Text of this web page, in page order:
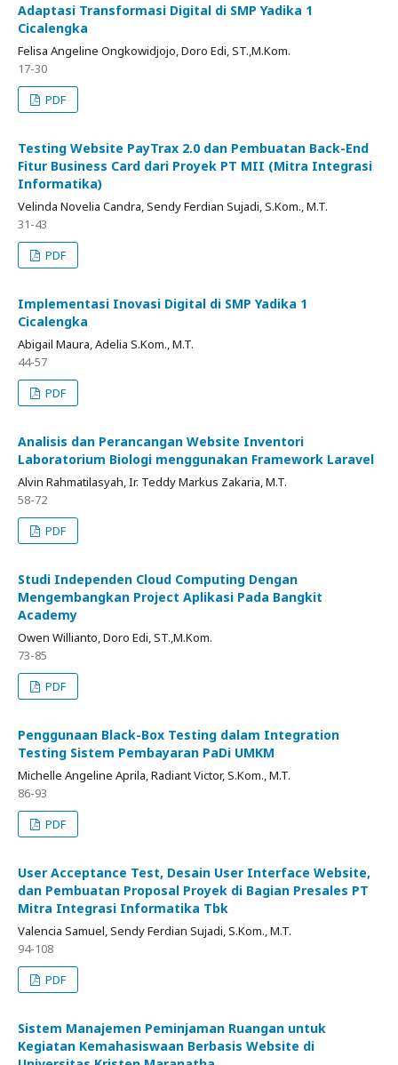
Adaptasi Transformasi Digital di SMP Yadika 1
Cicalengka
Felisa Angeline Ongkowidjojo, Doro Edi, ST.,M.Kom.
17-30
PDF
Testing Website PayTrax 2.0 dan Pembuatan Back-End
Fitur Business Card dari Proyek PT MII (Mitra Integrasi
Informatika)
Velinda Novelia Candra, Sendy Ferdian Sujadi, S.Kom., M.T.
31-43
PDF
Implementasi Inovasi Digital di SMP Yadika 1
Cicalengka
Abigail Maura, Adelia S.Kom., M.T.
44-57
PDF
Analisis dan Perancangan Website Inventori
Laboratorium Biologi menggunakan Framework Laravel
Alvin Rahmatilasyah, Ir. Teddy Markus Zakaria, M.T.
58-72
PDF
Studi Independen Cloud Computing Dengan
Mengembangkan Project Aplikasi Pada Bangkit
Academy
Owen Willianto, Doro Edi, ST.,M.Kom.
73-85
PDF
Penggunaan Black-Box Testing dalam Integration
Testing Sistem Pembayaran PaDi UMKM
Michelle Angeline Aprila, Radiant Victor, S.Kom., M.T.
86-93
PDF
User Acceptance Test, Desain User Interface Website,
dan Pembuatan Proposal Proyek di Bagian Presales PT
Mitra Integrasi Informatika Tbk
Valencia Samuel, Sendy Ferdian Sujadi, S.Kom., M.T.
94-108
PDF
Sistem Manajemen Peminjaman Ruangan untuk
Kegiatan Kemahasiswaan Berbasis Website di